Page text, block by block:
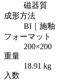
磁器質
成形方法
BI｜施釉
フォーマット
200×200
重量
18.91 kg
入数